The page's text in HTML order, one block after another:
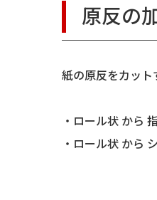
原反の
紙の原反をカット
・ロール状 から
・ロール状 から